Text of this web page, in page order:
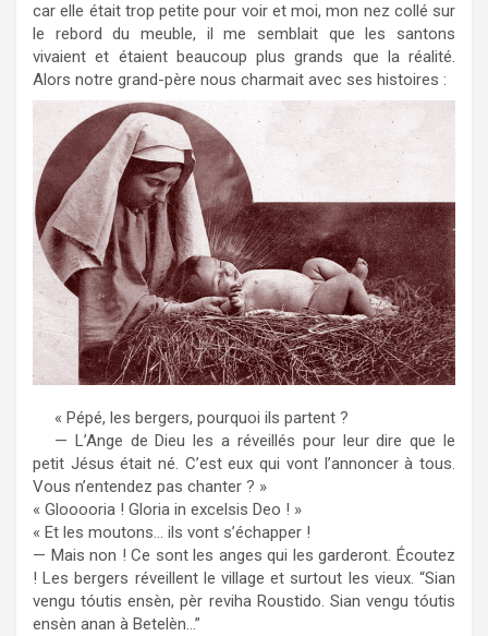
car elle était trop petite pour voir et moi, mon nez collé sur
le rebord du meuble, il me semblait que les santons
vivaient et étaient beaucoup plus grands que la réalité.
Alors notre grand-père nous charmait avec ses histoires :
« Pépé, les bergers, pourquoi ils partent ?
— L’Ange de Dieu les a réveillés pour leur dire que le
petit Jésus était né. C’est eux qui vont l’annoncer à tous.
Vous n’entendez pas chanter ? »
« Glooooria ! Gloria in excelsis Deo ! »
« Et les moutons… ils vont s’échapper !
— Mais non ! Ce sont les anges qui les garderont. Écoutez
! Les bergers réveillent le village et surtout les vieux. “Sian
vengu tóutis ensèn, pèr reviha Roustido. Sian vengu tóutis
ensèn anan à Betelèn…”